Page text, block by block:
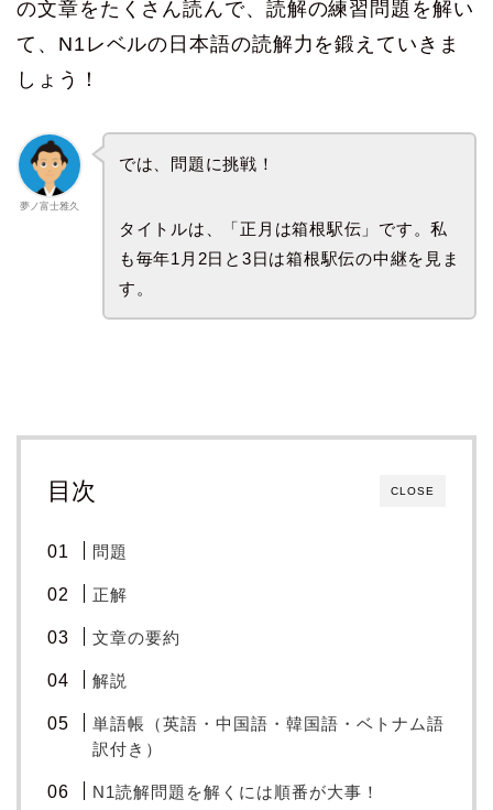
の文章をたくさん読んで、読解の練習問題を解い
て、N1レベルの日本語の読解力を鍛えていきま
しょう！
夢ノ富士雅久
では、問題に挑戦！
タイトルは、「正月は箱根駅伝」です。私
も毎年1月2日と3日は箱根駅伝の中継を見ま
す。
CLOSE
目次
問題
正解
文章の要約
解説
単語帳（英語・中国語・韓国語・ベトナム語
訳付き）
N1読解問題を解くには順番が大事！